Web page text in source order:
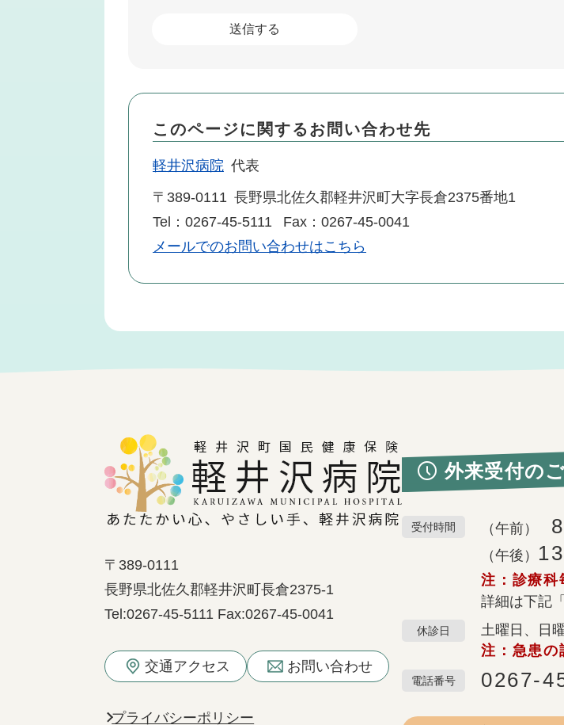
このページに関するお問い合わせ先
軽井沢病院 代表
〒389-0111 長野県北佐久郡軽井沢町大字長倉2375番地1
Tel：0267-45-5111
Fax：0267-45-0041
メールでのお問い合わせはこちら
外来受付の
受付時間 （午前） 8
（午後） 13
注：診療科
詳細は下記
休診日
土曜日、日
注：急患の
電話番号 0267-
〒389-0111
長野県北佐久郡軽井沢町長倉2375-1
Tel:0267-45-5111 Fax:0267-45-0041
交通アクセス お問い合わせ
プライバシーポリシー